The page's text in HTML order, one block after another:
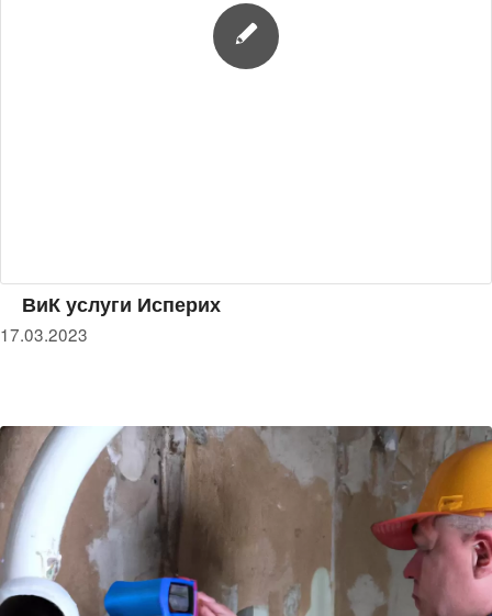
ВиК услуги Исперих
17.03.2023